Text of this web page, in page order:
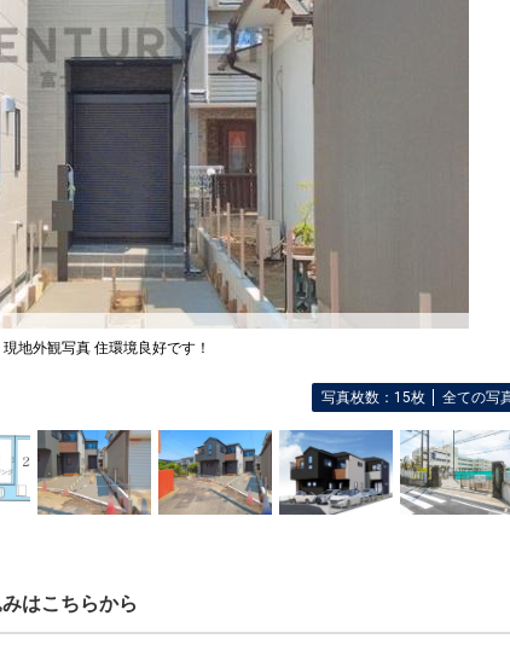
現地外観写真 住環境良好です！
写真枚数：15枚 全ての写
はこちらから